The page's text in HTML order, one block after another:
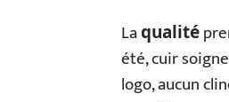
Laqualité
été, cuir
logo, aucun